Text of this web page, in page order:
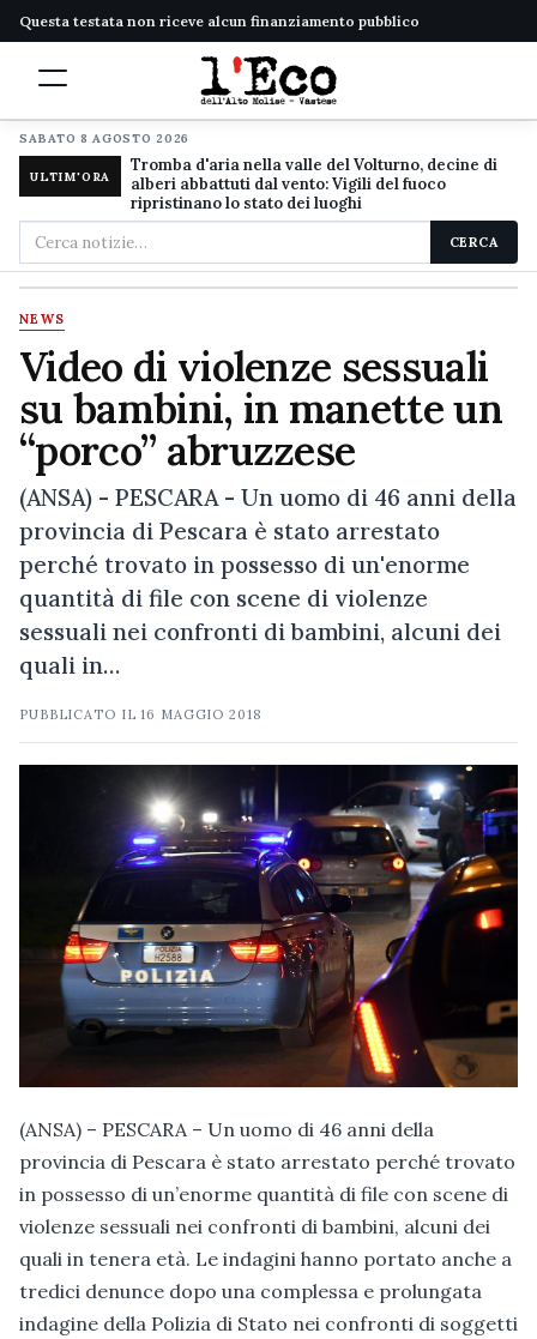
Questa testata non riceve alcun finanziamento pubblico
SABATO 8 AGOSTO 2026
ULTIM'ORA
Tromba d'aria nella valle del Volturno, decine di
alberi abbattuti dal vento: Vigili del fuoco
ripristinano lo stato dei luoghi
Cerca
nel
sito
CERCA
NEWS
Video di violenze sessuali
su bambini, in manette un
“porco” abruzzese
(ANSA) - PESCARA - Un uomo di 46 anni della
provincia di Pescara è stato arrestato
perché trovato in possesso di un'enorme
quantità di file con scene di violenze
sessuali nei confronti di bambini, alcuni dei
quali in…
PUBBLICATO IL16 MAGGIO 2018
(ANSA) – PESCARA – Un uomo di 46 anni della
provincia di Pescara è stato arrestato perché trovato
in possesso di un’enorme quantità di file con scene di
violenze sessuali nei confronti di bambini, alcuni dei
quali in tenera età. Le indagini hanno portato anche a
tredici denunce dopo una complessa e prolungata
indagine della Polizia di Stato nei confronti di soggetti